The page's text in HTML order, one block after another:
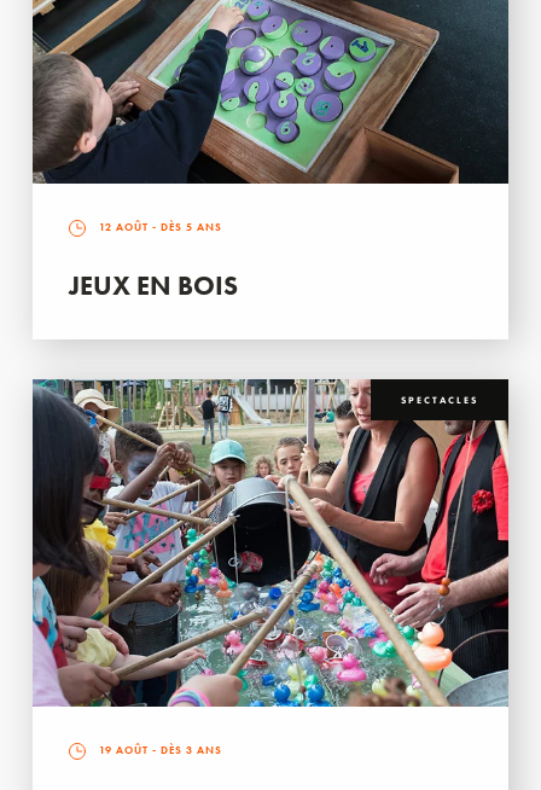
12 AOÛT - DÈS 5 ANS
JEUX EN BOIS
SPECTACLES
19 AOÛT - DÈS 3 ANS